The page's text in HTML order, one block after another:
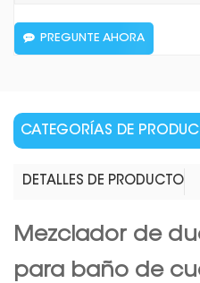
PREGUNTE AHORA
CATEGORÍAS DE
DETALLES DE PRODUCTO
Mezclador de
para baño de